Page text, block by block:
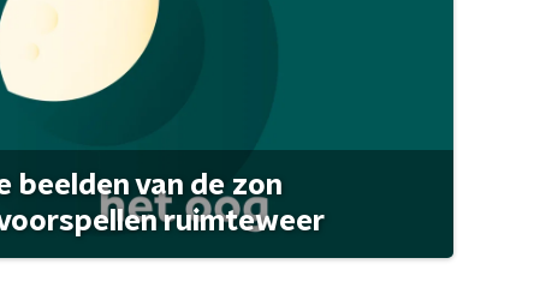
beelden van de zon
ruimteweer